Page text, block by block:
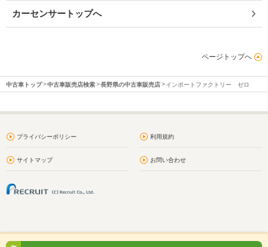
カーセンサートップへ
ページトップへ
中古車トップ 中古車販売店検索 長野県の中古車販売店 インポートファクトリー ゼロ
プライバシーポリシー 利用規約
サイトマップ お問い合わせ